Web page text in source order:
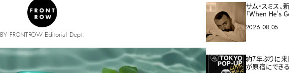
BY FRONTROW Editorial Dept.
サム・スミス、
「When He’s
2026.08.05
約7年ぶりに来
が原宿にできる